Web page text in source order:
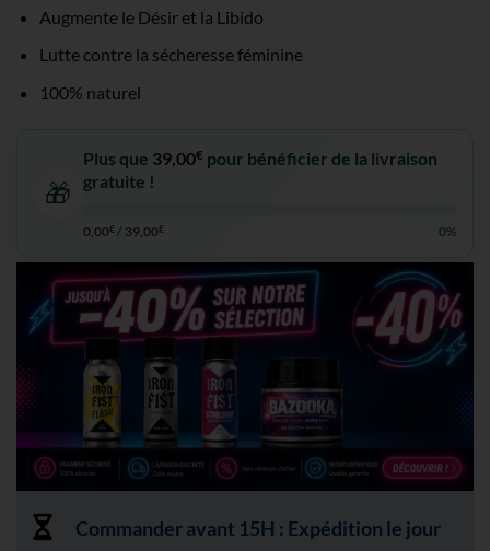
Augmente le Désir et la Libido
Lutte contre la sécheresse féminine
100% naturel
🎁
Plus que 39,00€ pour bénéficier de la livraison
gratuite !
0,00€ / 39,00€ 0%
Commander avant 15H : Expédition le jour